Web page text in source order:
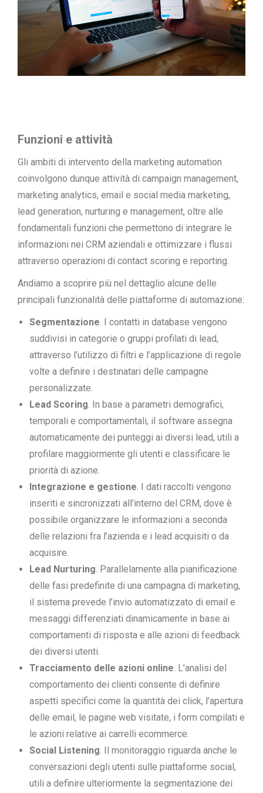
Funzioni e attività
Gli ambiti di intervento della marketing automation
coinvolgono dunque attività di campaign management,
marketing analytics, email e social media marketing,
lead generation, nurturing e management, oltre alle
fondamentali funzioni che permettono di integrare le
informazioni nei CRM aziendali e ottimizzare i flussi
attraverso operazioni di contact scoring e reporting.
Andiamo a scoprire più nel dettaglio alcune delle
principali funzionalità delle piattaforme di automazione:
Segmentazione . I contatti in database vengono
suddivisi in categorie o gruppi profilati di lead,
attraverso l’utilizzo di filtri e l’applicazione di regole
volte a definire i destinatari delle campagne
personalizzate.
Lead Scoring . In base a parametri demografici,
temporali e comportamentali, il software assegna
automaticamente dei punteggi ai diversi lead, utili a
profilare maggiormente gli utenti e classificare le
priorità di azione.
Integrazione e gestione . I dati raccolti vengono
inseriti e sincronizzati all’interno del CRM, dove è
possibile organizzare le informazioni a seconda
delle relazioni fra l’azienda e i lead acquisiti o da
acquisire.
Lead Nurturing . Parallelamente alla pianificazione
delle fasi predefinite di una campagna di marketing,
il sistema prevede l’invio automatizzato di email e
messaggi differenziati dinamicamente in base ai
comportamenti di risposta e alle azioni di feedback
dei diversi utenti.
Tracciamento delle azioni online . L’analisi del
comportamento dei clienti consente di definire
aspetti specifici come la quantità dei click, l’apertura
delle email, le pagine web visitate, i form compilati e
le azioni relative ai carrelli ecommerce.
Social Listening . Il monitoraggio riguarda anche le
conversazioni degli utenti sulle piattaforme social,
utili a definire ulteriormente la segmentazione dei